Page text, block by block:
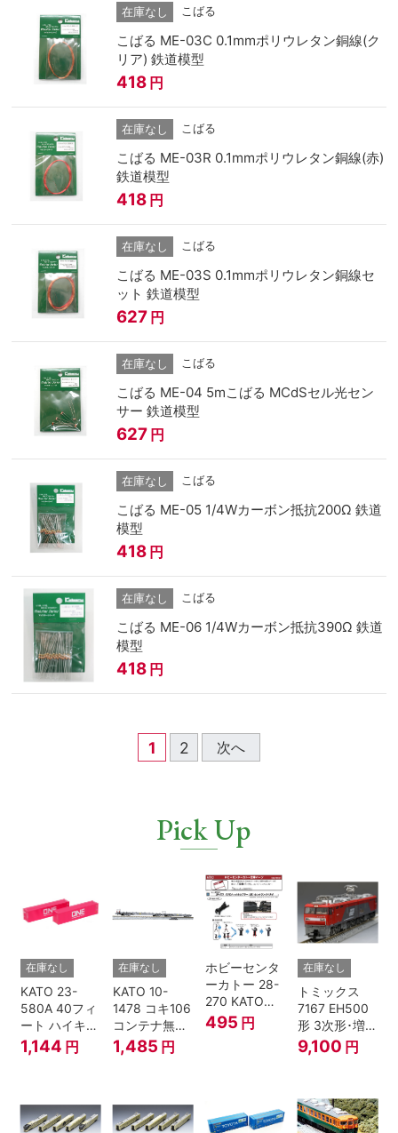
在庫なし こばる
こばる ME-03C 0.1mmポリウレタン銅線(ク
リア) 鉄道模型
418 円
在庫なし こばる
こばる ME-03R 0.1mmポリウレタン銅線(赤)
鉄道模型
418 円
在庫なし こばる
こばる ME-03S 0.1mmポリウレタン銅線セ
ット 鉄道模型
627 円
在庫なし こばる
こばる ME-04 5mこばる MCdSセル光セン
サー 鉄道模型
627 円
在庫なし こばる
こばる ME-05 1/4Wカーボン抵抗200Ω 鉄道
模型
418 円
在庫なし こばる
こばる ME-06 1/4Wカーボン抵抗390Ω 鉄道
模型
418 円
1 2 次へ
Pick Up
在庫なし
KATO 23-
580A 40フィ
ート ハイキュ
ーブコンテナ
ONE マゼンタ
1,144 円
在庫なし
KATO 10-
1478 コキ106
コンテナ無積
載 2両セット
鉄道模型 Nゲ
1,485 円
ホビーセンタ
ーカトー 28-
270 KATOナ
ックルカプラ
ー 黒 センタ
495 円
在庫なし
トミックス
7167 EH500
形 3次形･増備
型
9,100 円